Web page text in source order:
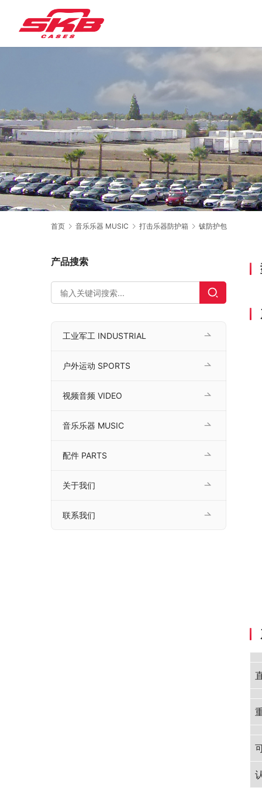
首页 音乐乐器 MUSIC 打击乐器防护箱 钹防护包
产品搜索
工业军工 INDUSTRIAL
户外运动 SPORTS
视频音频 VIDEO
音乐乐器 MUSIC
配件 PARTS
关于我们
联系我们